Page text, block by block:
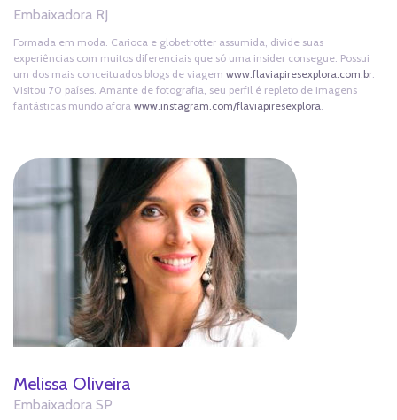
Embaixadora RJ
Formada em moda. Carioca e globetrotter assumida, divide suas
experiências com muitos diferenciais que só uma insider consegue. Possui
um dos mais conceituados blogs de viagem www.flaviapiresexplora.com.br
Visitou 70 países. Amante de fotografia, seu perfil é repleto de imagens
fantásticas mundo afora www.instagram.com/flaviapiresexplora
Melissa Oliveira
Embaixadora SP